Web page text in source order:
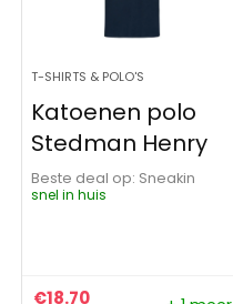
T-SHIRTS & POLO'S
Katoenen polo
Stedman Henry
Beste deal op:
Sneakin
snel in huis
€18.70